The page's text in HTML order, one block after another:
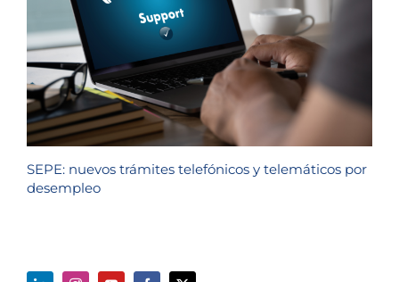
SEPE: nuevos trámites telefónicos y telemáticos por
desempleo